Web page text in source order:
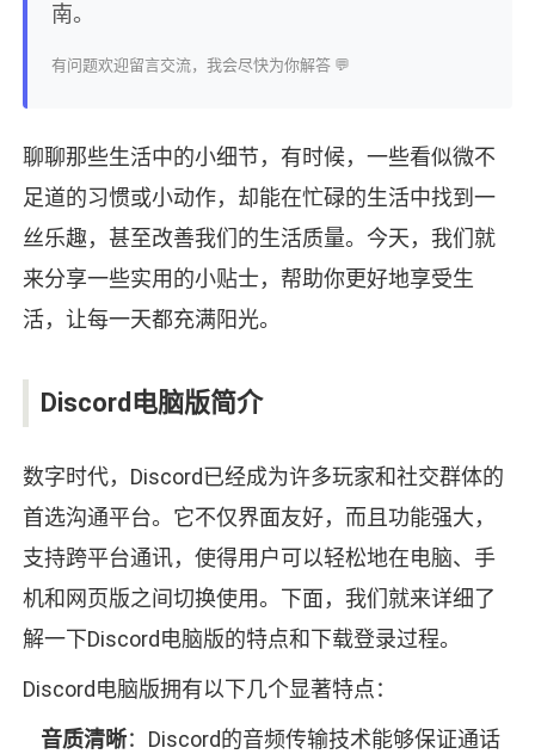
南。
有问题欢迎留言交流，我会尽快为你解答 💬
聊聊那些生活中的小细节，有时候，一些看似微不
足道的习惯或小动作，却能在忙碌的生活中找到一
丝乐趣，甚至改善我们的生活质量。今天，我们就
来分享一些实用的小贴士，帮助你更好地享受生
活，让每一天都充满阳光。
Discord电脑版简介
数字时代，Discord已经成为许多玩家和社交群体的
首选沟通平台。它不仅界面友好，而且功能强大，
支持跨平台通讯，使得用户可以轻松地在电脑、手
机和网页版之间切换使用。下面，我们就来详细了
解一下Discord电脑版的特点和下载登录过程。
Discord电脑版拥有以下几个显著特点：
音质清晰：Discord的音频传输技术能够保证通话